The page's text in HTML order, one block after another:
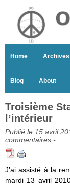
Home Archives
Blog About
Troisième
l’intérieur
Publié le 15 avril
commentaires -
J’ai assisté à la
mardi 13 avril